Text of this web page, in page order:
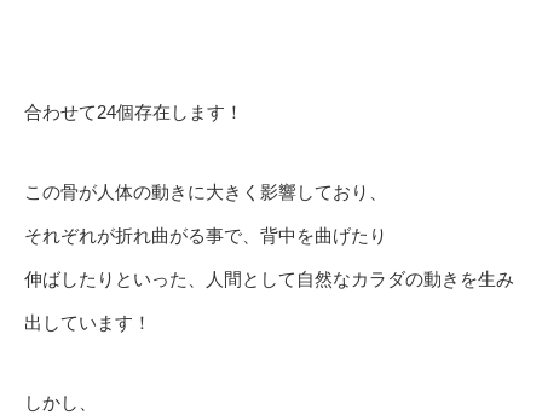
合わせて24個存在します！
この骨が人体の動きに大きく影響しており、
それぞれが折れ曲がる事で、背中を曲げたり
伸ばしたりといった、人間として自然なカラダの動きを生み
出しています！
しかし、